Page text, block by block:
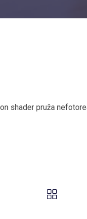
shader pruža